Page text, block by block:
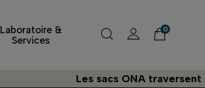
Laboratoire &
Services
0
Les sacs ONA traversent